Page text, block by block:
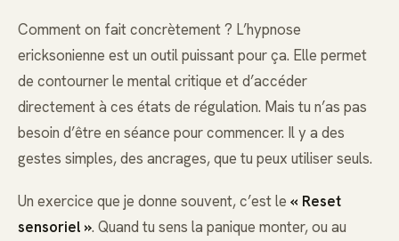
Comment on fait concrètement ? L’hypnose
ericksonienne est un outil puissant pour ça. Elle permet
de contourner le mental critique et d’accéder
directement à ces états de régulation. Mais tu n’as pas
besoin d’être en séance pour commencer. Il y a des
gestes simples, des ancrages, que tu peux utiliser seuls.
Un exercice que je donne souvent, c’est le « Reset
sensoriel ». Quand tu sens la panique monter, ou au